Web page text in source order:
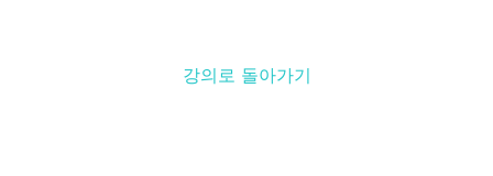
강의로 돌아가기